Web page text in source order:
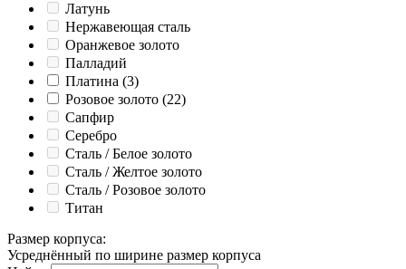
Латунь
Нержавеющая сталь
Оранжевое золото
Палладий
Платина (3)
Розовое золото (22)
Сапфир
Серебро
Сталь / Белое золото
Сталь / Желтое золото
Сталь / Розовое золото
Титан
Размер корпуса:
Усреднённый по ширине размер корпуса